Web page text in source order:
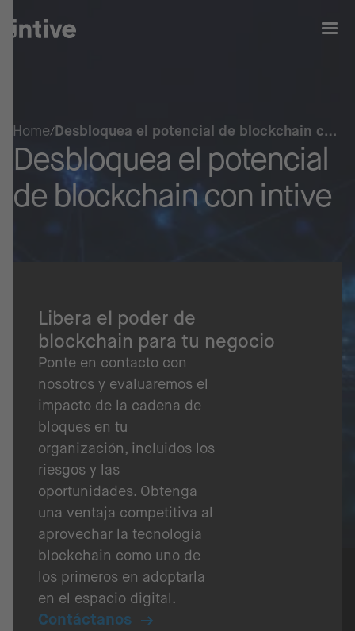
Home Desbloquea el potencial de blockchain con
intive
Desbloquea el potencial
de blockchain con intive
Libera el poder de
blockchain para tu negocio
Ponte en contacto con
nosotros y evaluaremos el
impacto de la cadena de
bloques en tu
organización, incluidos los
riesgos y las
oportunidades. Obtenga
una ventaja competitiva al
aprovechar la tecnología
blockchain como uno de
los primeros en adoptarla
en el espacio digital.
Contáctanos